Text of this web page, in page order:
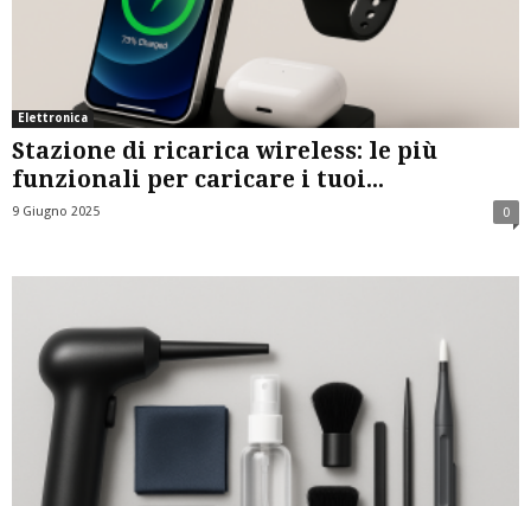
Elettronica
Stazione di ricarica wireless: le più
funzionali per caricare i tuoi...
9 Giugno 2025 0